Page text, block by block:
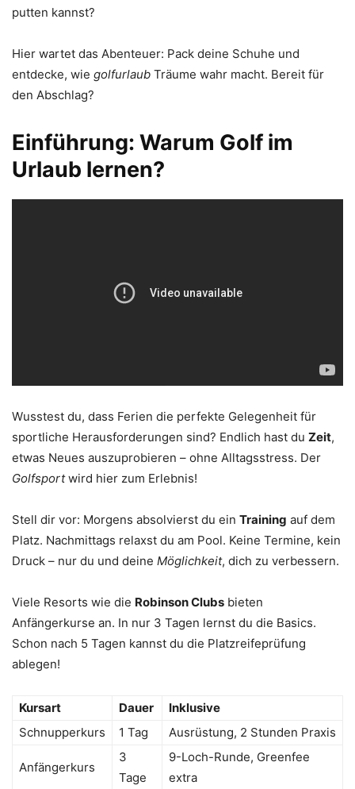
putten kannst?
Hier wartet das Abenteuer: Pack deine Schuhe und
entdecke, wie golfurlaub Träume wahr macht. Bereit für
den Abschlag?
Einführung: Warum Golf im
Urlaub lernen?
Wusstest du, dass Ferien die perfekte Gelegenheit für
sportliche Herausforderungen sind? Endlich hast du Zeit,
etwas Neues auszuprobieren – ohne Alltagsstress. Der
Golfsportwird hier zum Erlebnis!
Stell dir vor: Morgens absolvierst du ein Training auf dem
Platz. Nachmittags relaxst du am Pool. Keine Termine, kein
Druck – nur du und deine Möglichkeit, dich zu verbessern.
Viele Resorts wie die Robinson Clubs bieten
Anfängerkurse an. In nur 3 Tagen lernst du die Basics.
Schon nach 5 Tagen kannst du die Platzreifeprüfung
ablegen!
Kursart Dauer
Inklusive
Schnupperkurs
1 Tag Ausrüstung, 2 Stunden Praxis
Anfängerkurs
3
Tage
9-Loch-Runde, Greenfee
extra